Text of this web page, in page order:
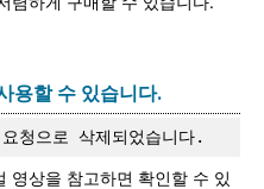
용할 수 있습니다.
청으로 삭제되었습니다.
영상을 참고하면 확인할 수 있